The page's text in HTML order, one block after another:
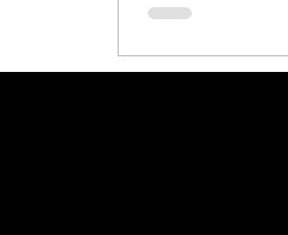
Colapso -Covid